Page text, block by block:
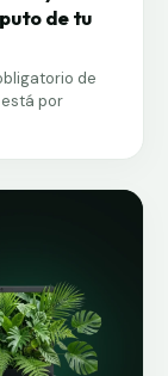
de tu
de
por